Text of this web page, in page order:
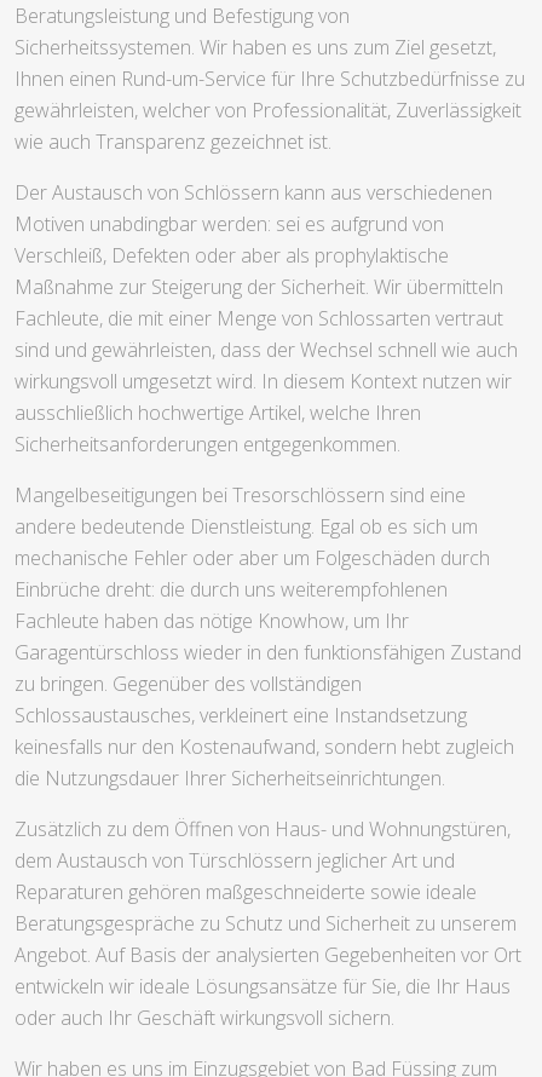
Beratungsleistung und Befestigung von
Sicherheitssystemen. Wir haben es uns zum Ziel gesetzt,
Ihnen einen Rund-um-Service für Ihre Schutzbedürfnisse zu
gewährleisten, welcher von Professionalität, Zuverlässigkeit
wie auch Transparenz gezeichnet ist.
Der Austausch von Schlössern kann aus verschiedenen
Motiven unabdingbar werden: sei es aufgrund von
Verschleiß, Defekten oder aber als prophylaktische
Maßnahme zur Steigerung der Sicherheit. Wir übermitteln
Fachleute, die mit einer Menge von Schlossarten vertraut
sind und gewährleisten, dass der Wechsel schnell wie auch
wirkungsvoll umgesetzt wird. In diesem Kontext nutzen wir
ausschließlich hochwertige Artikel, welche Ihren
Sicherheitsanforderungen entgegenkommen.
Mangelbeseitigungen bei Tresorschlössern sind eine
andere bedeutende Dienstleistung. Egal ob es sich um
mechanische Fehler oder aber um Folgeschäden durch
Einbrüche dreht: die durch uns weiterempfohlenen
Fachleute haben das nötige Knowhow, um Ihr
Garagentürschloss wieder in den funktionsfähigen Zustand
zu bringen. Gegenüber des vollständigen
Schlossaustausches, verkleinert eine Instandsetzung
keinesfalls nur den Kostenaufwand, sondern hebt zugleich
die Nutzungsdauer Ihrer Sicherheitseinrichtungen.
Zusätzlich zu dem Öffnen von Haus- und Wohnungstüren,
dem Austausch von Türschlössern jeglicher Art und
Reparaturen gehören maßgeschneiderte sowie ideale
Beratungsgespräche zu Schutz und Sicherheit zu unserem
Angebot. Auf Basis der analysierten Gegebenheiten vor Ort
entwickeln wir ideale Lösungsansätze für Sie, die Ihr Haus
oder auch Ihr Geschäft wirkungsvoll sichern.
Wir haben es uns im Einzugsgebiet von Bad Füssing zum